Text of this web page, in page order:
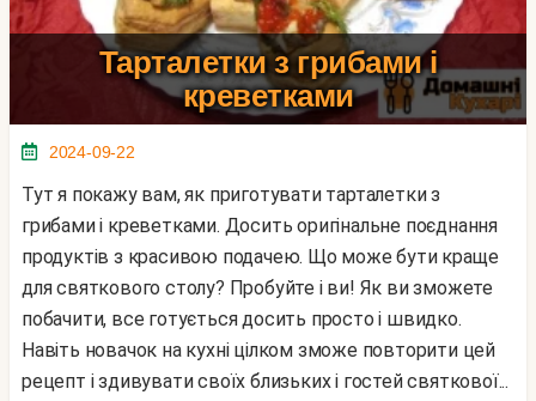
Тарталетки з грибами і
креветками
2024-09-22
Тут я покажу вам, як приготувати тарталетки з
грибами і креветками. Досить оригінальне поєднання
продуктів з красивою подачею. Що може бути краще
для святкового столу? Пробуйте і ви! Як ви зможете
побачити, все готується досить просто і швидко.
Навіть новачок на кухні цілком зможе повторити цей
рецепт і здивувати своїх близьких і гостей святкової...